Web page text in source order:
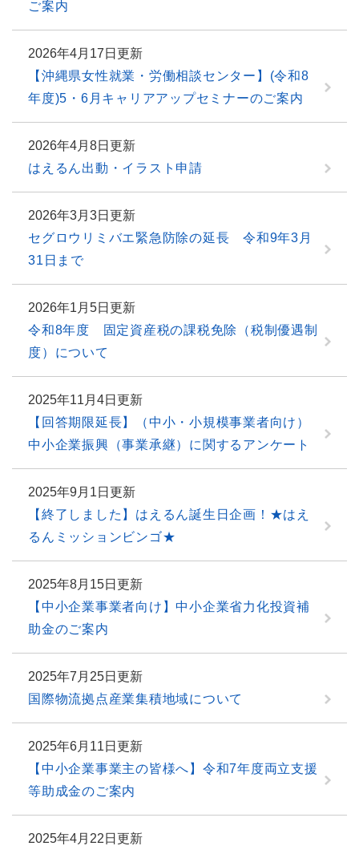
ご案内
2026年4月17日更新
【沖縄県女性就業・労働相談センター】(令和8
年度)5・6月キャリアアップセミナーのご案内
2026年4月8日更新
はえるん出動・イラスト申請
2026年3月3日更新
セグロウリミバエ緊急防除の延長 令和9年3月
31日まで
2026年1月5日更新
令和8年度 固定資産税の課税免除（税制優遇制
度）について
2025年11月4日更新
【回答期限延長】（中小・小規模事業者向け）
中小企業振興（事業承継）に関するアンケート
2025年9月1日更新
【終了しました】はえるん誕生日企画！★はえ
るんミッションビンゴ★
2025年8月15日更新
【中小企業事業者向け】中小企業省力化投資補
助金のご案内
2025年7月25日更新
国際物流拠点産業集積地域について
2025年6月11日更新
【中小企業事業主の皆様へ】令和7年度両立支援
等助成金のご案内
2025年4月22日更新